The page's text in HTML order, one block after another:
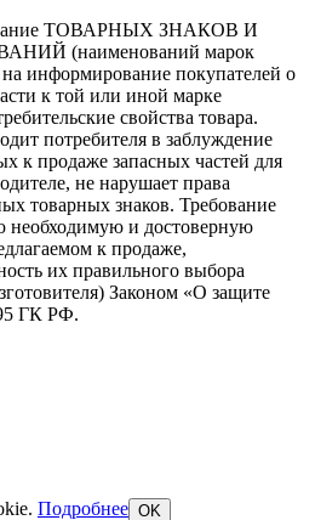
ТОВАРНЫХ ЗНАКОВ И
(наименований марок
информирование покупателей о
к той или иной марке
свойства товара.
потребителя в заблуждение
к продаже запасных частей для
не нарушает права
товарных знаков. Требование
необходимую и достоверную
к продаже,
их правильного выбора
Законом «О защите
ГК РФ.
Подробнее OK